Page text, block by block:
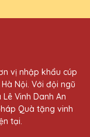
vụ của
lê được thiết
ánh
vị nhập khẩu cúp
Nội. Với đội ngũ
Vinh Danh An
Quà tặng vinh
tại.